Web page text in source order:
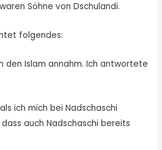
Söhne von Dschulandi.
folgendes:
den Islam annahm. Ich antwortete
ich mich bei Nadschaschi
auch Nadschaschi bereits